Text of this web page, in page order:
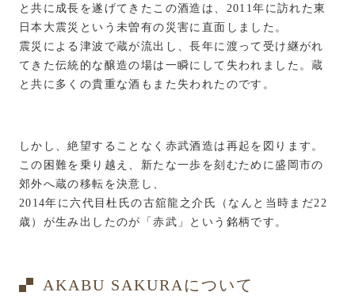
と共に成長を遂げてきたこの酒造は、2011年に訪れた東
日本大震災という未曽有の災害に直面しました。
震災による津波で蔵が流出し、長年に渡って受け継がれ
てきた伝統的な醸造の場は一瞬にして失われました。蔵
と共に多くの貴重な酒もまた失われたのです。
しかし、絶望することなく赤武酒造は再起を図ります。
この困難を乗り越え、新たな一歩を刻むために盛岡市の
郊外へ蔵の移転を決意し、
2014年に六代目杜氏の古舘龍之介氏（なんと当時まだ22
歳）が生み出したのが「赤武」という銘柄です。
AKABU SAKURAについて